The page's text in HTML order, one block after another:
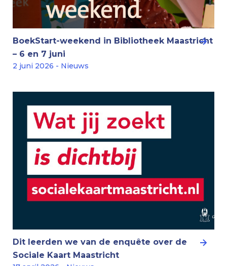
BoekStart-weekend in Bibliotheek Maastricht
– 6 en 7 juni
2 juni 2026 - Nieuws
Dit leerden we van de enquête over de
Sociale Kaart Maastricht